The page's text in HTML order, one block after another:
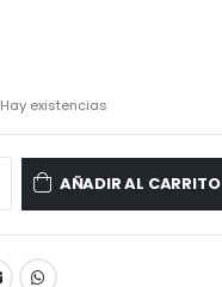
Hay existencias
AÑADIR AL CARRITO